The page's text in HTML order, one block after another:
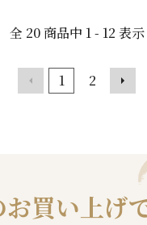
全 20商品中 1 - 12 表示
1 2
お買い上げ